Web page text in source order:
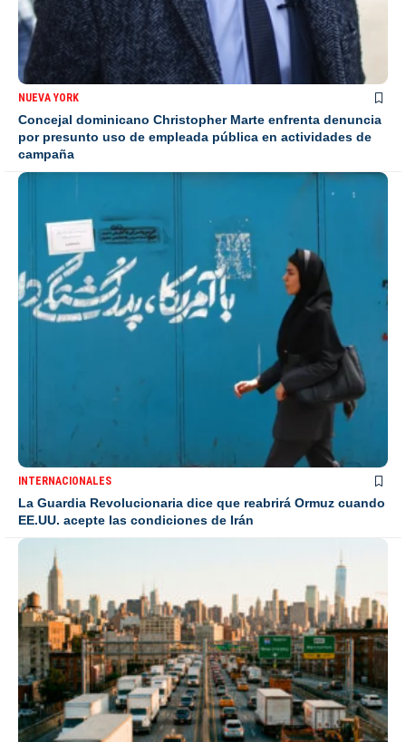
NUEVA YORK
Concejal dominicano Christopher Marte enfrenta denuncia
por presunto uso de empleada pública en actividades de
campaña
INTERNACIONALES
La Guardia Revolucionaria dice que reabrirá Ormuz cuando
EE.UU. acepte las condiciones de Irán